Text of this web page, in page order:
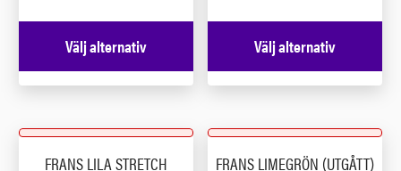
Välj alternativ Välj alternativ
FRANS LILA STRETCH
FRANS LIMEGRÖN (UTGÅTT)